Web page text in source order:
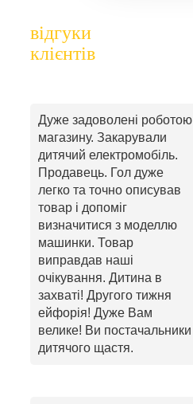
відгуки
клієнтів
Дуже задоволені роботою
магазину. Закарували
дитячий електромобіль.
Продавець. Гол дуже
легко та точно описував
товар і допоміг
визначитися з моделлю
машинки. Товар
виправдав наші
очікування. Дитина в
захваті! Другого тижня
ейфорія! Дуже Вам
велике! Ви постачальники
дитячого щастя.